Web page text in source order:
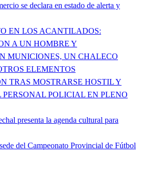
se declara en estado de alerta y
EN LOS ACANTILADOS:
A UN HOMBRE Y
MUNICIONES, UN CHALECO
ELEMENTOS
TRAS MOSTRARSE HOSTIL Y
POLICIAL EN PLENO
presenta la agenda cultural para
del Campeonato Provincial de Fútbol